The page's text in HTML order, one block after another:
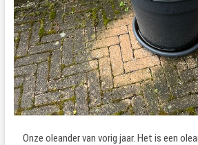
Onze oleander van vorig jaar. Het is een